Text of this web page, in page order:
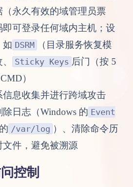
永久有效的域管理员票
可登录任何域内主机；设
如 DSRM
（目录服务恢复模
Sticky Keys 后门（按 5
）
息收集并进行跨域攻击
日志（Windows 的 Event
/var/log ）、清除命令历
文件，避免被溯源
控制